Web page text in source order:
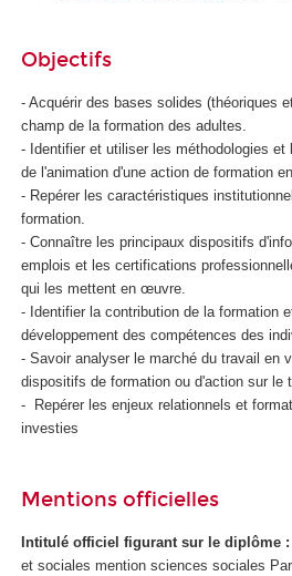
Objectifs
- Acquérir des bases solides (théoriques
champ de la formation des adultes.
- Identifier et utiliser les méthodologies
de l'animation d'une action de formation
- Repérer les caractéristiques
formation.
- Connaître les principaux dispositifs
emplois et les certifications
qui les mettent en œuvre.
- Identifier la contribution de la formation
développement des compétences des
- Savoir analyser le marché du travail en
dispositifs de formation ou d'action sur le
- Repérer les enjeux relationnels et
investies
Mentions officielles
Intitulé officiel figurant sur le diplôme :
et sociales mention sciences sociales